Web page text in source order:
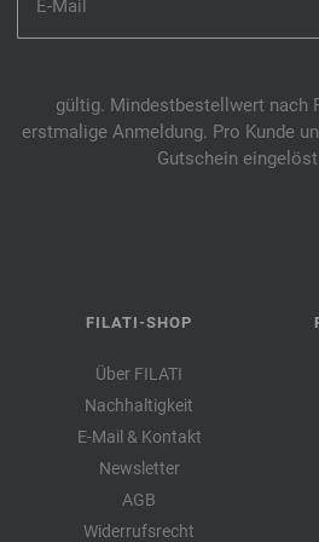
0149-Mokka meliert | EAN: 4033493235655
0151-Flieder meliert | EAN: 4033493235679
0152-Dunkelrot/Schwarzrot meliert | EAN:
0153-Nachtblau meliert | EAN:
0411-Vanille | EAN: 4033493003674
0412-Dunkelgrau meliert | EAN:
0414-Nachtblau | EAN: 4033493003704
0417-Leuchtendrot | EAN: 4033493003735
0418-Mandarin | EAN: 4033493003742
0419-Gelb | EAN: 4033493003759
0430-Hellblau | EAN: 4033493003865
gültig. Mindestbestellwert nach
erstmalige Anmeldung. Pro Kunde
Gutschein
FILATI-SHOP
Über FILATI
Nachhaltigkeit
E-Mail & Kontakt
Newsletter
AGB
Widerrufsrecht